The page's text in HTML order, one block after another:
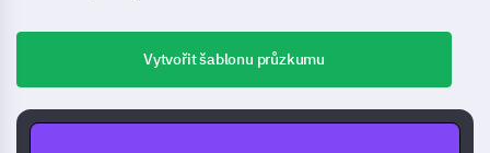
Vytvořit šablonu průzkumu